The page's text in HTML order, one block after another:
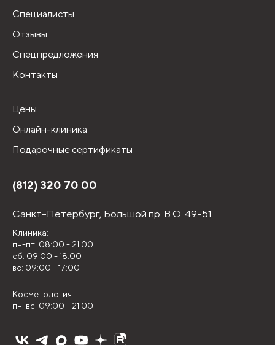
Специалисты
Отзывы
Спецпредложения
Контакты
Цены
Онлайн-клиника
Подарочные сертификаты
(812) 320 70 00
Санкт-Петербург, Большой пр. В.О. 49-51
Клиника:
пн-пт: 08:00 - 21:00
сб: 09:00 - 18:00
вс: 09:00 - 17:00
Косметология:
пн-вс: 09:00 - 21:00